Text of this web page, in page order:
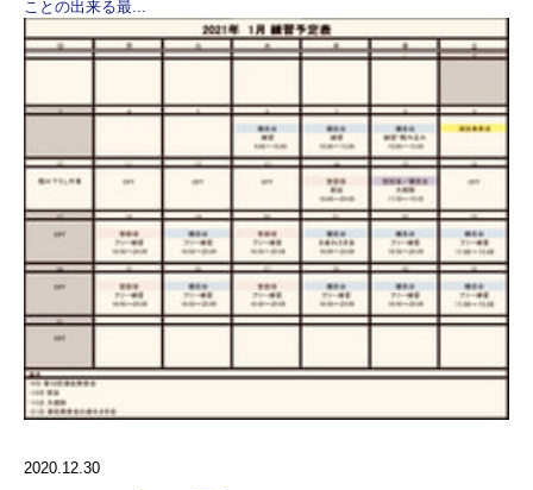
ことの出来る最...
2020.12.30